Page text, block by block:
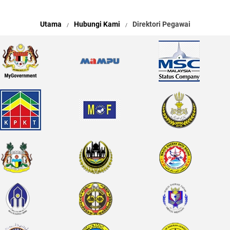
Utama Hubungi Kami Direktori Pegawai